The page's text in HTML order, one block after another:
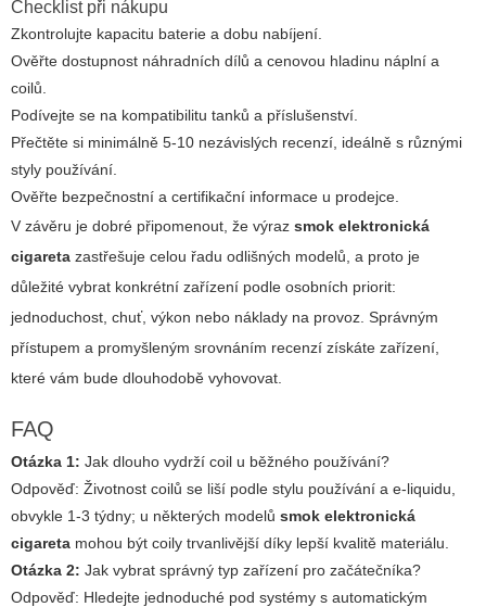
Checklist při nákupu
Zkontrolujte kapacitu baterie a dobu nabíjení.
Ověřte dostupnost náhradních dílů a cenovou hladinu náplní a
coilů.
Podívejte se na kompatibilitu tanků a příslušenství.
Přečtěte si minimálně 5-10 nezávislých recenzí, ideálně s různými
styly používání.
Ověřte bezpečnostní a certifikační informace u prodejce.
V závěru je dobré připomenout, že výraz smok elektronická
cigareta zastřešuje celou řadu odlišných modelů, a proto je
důležité vybrat konkrétní zařízení podle osobních priorit:
jednoduchost, chuť, výkon nebo náklady na provoz. Správným
přístupem a promyšleným srovnáním recenzí získáte zařízení,
které vám bude dlouhodobě vyhovovat.
FAQ
Otázka 1: Jak dlouho vydrží coil u běžného používání?
Odpověď: Životnost coilů se liší podle stylu používání a e-liquidu,
obvykle 1-3 týdny; u některých modelů smok elektronická
cigareta mohou být coily trvanlivější díky lepší kvalitě materiálu.
Otázka 2: Jak vybrat správný typ zařízení pro začátečníka?
Odpověď: Hledejte jednoduché pod systémy s automatickým